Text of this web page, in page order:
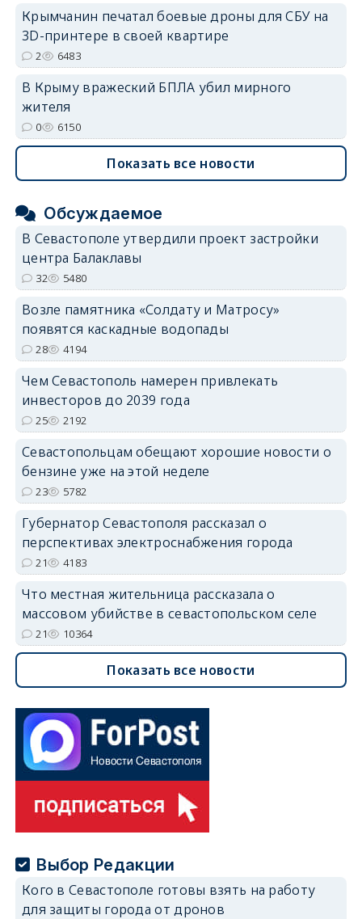
Крымчанин печатал боевые дроны для СБУ на
3D-принтере в своей квартире
2 6483
В Крыму вражеский БПЛА убил мирного
жителя
0 6150
Показать все новости
Обсуждаемое
В Севастополе утвердили проект застройки
центра Балаклавы
32 5480
Возле памятника «Солдату и Матросу»
появятся каскадные водопады
28 4194
Чем Севастополь намерен привлекать
инвесторов до 2039 года
25 2192
Севастопольцам обещают хорошие новости о
бензине уже на этой неделе
23 5782
Губернатор Севастополя рассказал о
перспективах электроснабжения города
21 4183
Что местная жительница рассказала о
массовом убийстве в севастопольском селе
21 10364
Показать все новости
Выбор Редакции
Кого в Севастополе готовы взять на работу
для защиты города от дронов